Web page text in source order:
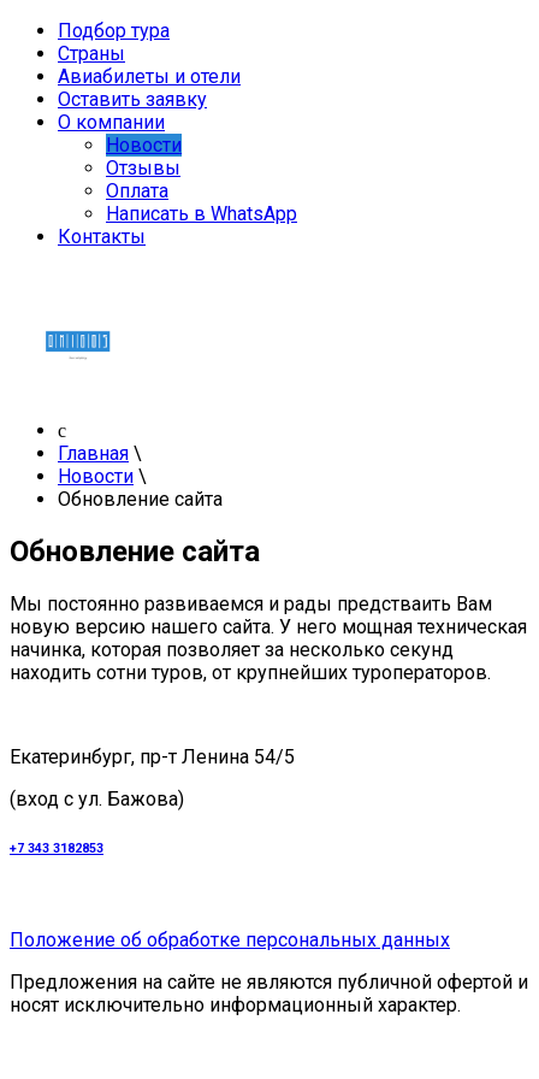
Подбор тура
Страны
Авиабилеты и отели
Оставить заявку
О компании
Новости
Отзывы
Оплата
Написать в WhatsApp
Контакты
Главная \
Новости \
Обновление сайта
Обновление сайта
Мы постоянно развиваемся и рады предстваить Вам
новую версию нашего сайта. У него мощная техническая
начинка, которая позволяет за несколько секунд
находить сотни туров, от крупнейших туроператоров.
Екатеринбург, пр-т Ленина 54/5
(вход с ул. Бажова)
+7 343 3182853
Положение об обработке персональных данных
Предложения на сайте не являются публичной офертой и
носят исключительно информационный характер.